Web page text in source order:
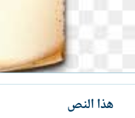
هذا النص